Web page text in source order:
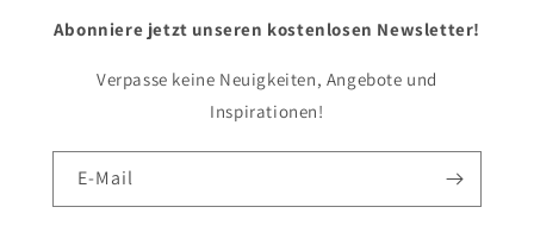
Abonniere jetzt unseren kostenlosen Newsletter!
Verpasse keine Neuigkeiten, Angebote und
Inspirationen!
E-Mail